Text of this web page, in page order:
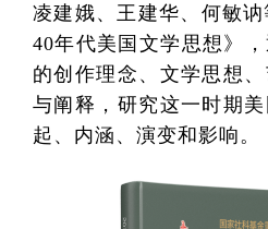
凌建娥、王建华、何敏
40年代美国文学思想》
的创作理念、文学思想
与阐释，研究这一时期
起、内涵、演变和影响。